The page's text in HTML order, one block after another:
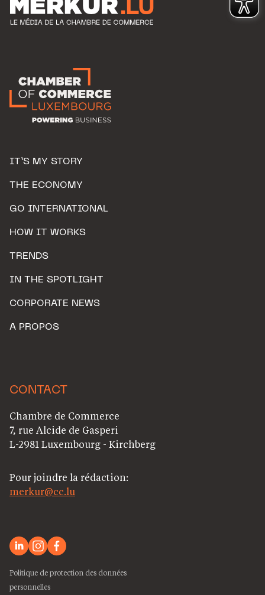
IT’S MY STORY
THE ECONOMY
GO INTERNATIONAL
HOW IT WORKS
TRENDS
IN THE SPOTLIGHT
CORPORATE NEWS
A PROPOS
CONTACT
Chambre de Commerce
7, rue Alcide de Gasperi
L-2981 Luxembourg - Kirchberg
Pour joindre la rédaction:
merkur@cc.lu
Politique de protection des données
personnelles